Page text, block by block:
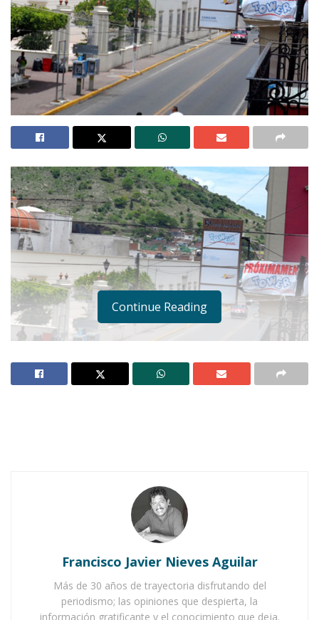
Hidalgo y Francisco I. Madero, han hecho caso
omiso a las recomendaciones para que retiren
el anuncio colgante que en ese inmueble se
instaló hace ya más de dos meses.
Notas Relacionadas
Continue Reading
Francisco Javier Nieves Aguilar
Más de 30 años de trayectoria disfrutando del
periodismo; las opiniones que despierta, la
información gratificante y el conocimiento que deja.